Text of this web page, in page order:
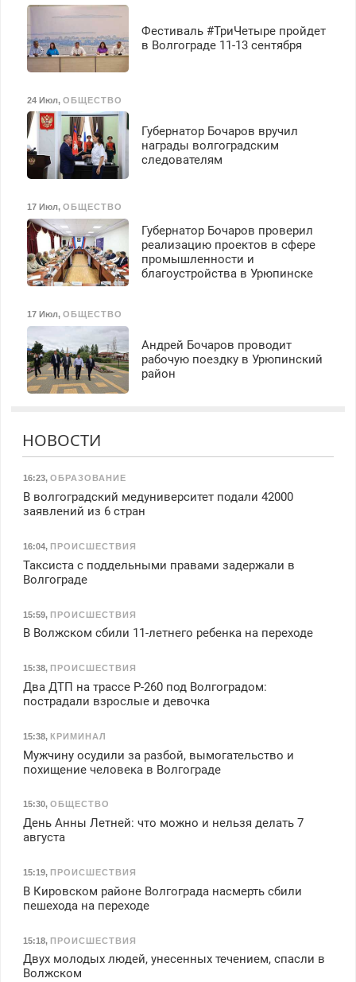
Фестиваль #ТриЧетыре пройдет
в Волгограде 11-13 сентября
24 Июл, ОБЩЕСТВО
Губернатор Бочаров вручил
награды волгоградским
следователям
17 Июл, ОБЩЕСТВО
Губернатор Бочаров проверил
реализацию проектов в сфере
промышленности и
благоустройства в Урюпинске
17 Июл, ОБЩЕСТВО
Андрей Бочаров проводит
рабочую поездку в Урюпинский
район
НОВОСТИ
16:23, ОБРАЗОВАНИЕ
В волгоградский медуниверситет подали 42000
заявлений из 6 стран
16:04, ПРОИСШЕСТВИЯ
Таксиста с поддельными правами задержали в
Волгограде
15:59, ПРОИСШЕСТВИЯ
В Волжском сбили 11-летнего ребенка на переходе
15:38, ПРОИСШЕСТВИЯ
Два ДТП на трассе Р-260 под Волгоградом:
пострадали взрослые и девочка
15:38, КРИМИНАЛ
Мужчину осудили за разбой, вымогательство и
похищение человека в Волгограде
15:30, ОБЩЕСТВО
День Анны Летней: что можно и нельзя делать 7
августа
15:19, ПРОИСШЕСТВИЯ
В Кировском районе Волгограда насмерть сбили
пешехода на переходе
15:18, ПРОИСШЕСТВИЯ
Двух молодых людей, унесенных течением, спасли в
Волжском